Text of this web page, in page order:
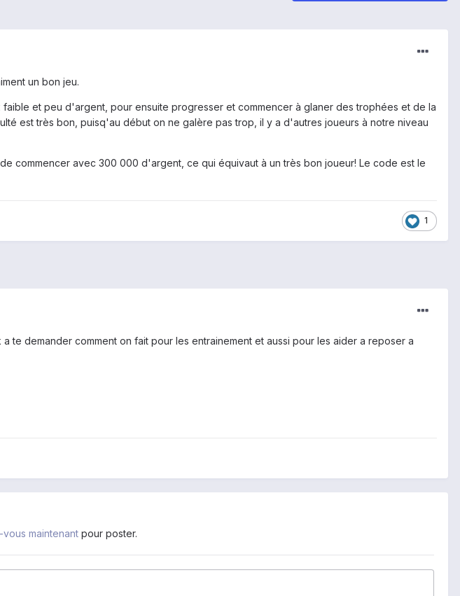
un bon jeu.
et peu d'argent, pour ensuite progresser et commencer à glaner des trophées et de la
est très bon, puisq'au début on ne galère pas trop, il y a d'autres joueurs à notre niveau
commencer avec 300 000 d'argent, ce qui équivaut à un très bon joueur! Le code est le
1
te demander comment on fait pour les entrainement et aussi pour les aider a reposer a
maintenant pour poster.